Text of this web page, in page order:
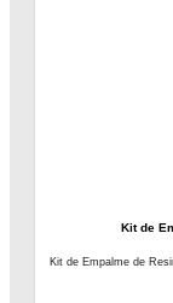
Kit de
Kit de Empalme de